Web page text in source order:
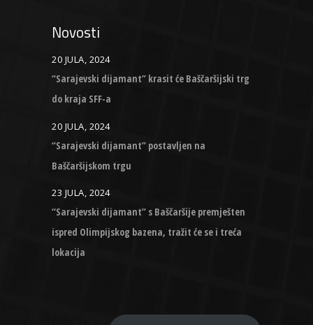
Novosti
20 JULA, 2024
“Sarajevski dijamant” krasit će Baščaršijski trg
do kraja SFF-a
20 JULA, 2024
“Sarajevski dijamant” postavljen na
Baščaršijskom trgu
23 JULA, 2024
“Sarajevski dijamant” s Baščaršije premješten
ispred Olimpijskog bazena, tražit će se i treća
lokacija